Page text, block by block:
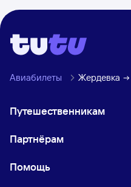
Авиабилеты Жердевка
Путешественникам
Партнёрам
Помощь